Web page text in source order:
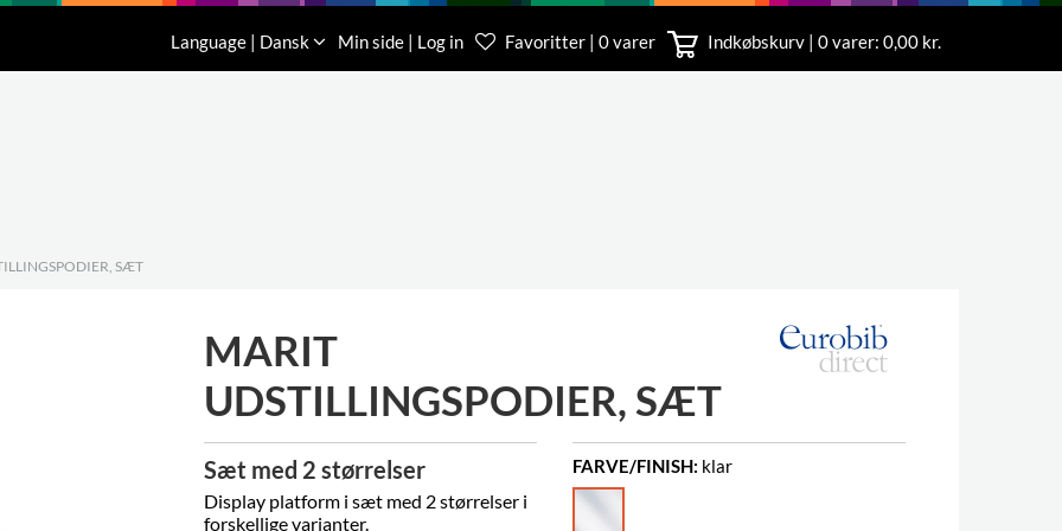
Language | Dansk Min side | Log in Favoritter | 0 varer Indkøbskurv | 0varer: 0,00 kr.
Kundeservice
76 78 26 11
SÆT
MARIT
UDSTILLINGSPODIER, SÆT
Sæt med 2 størrelser
Display platform i sæt med 2 størrelser i
forskellige varianter.
FARVE/FINISH: klar